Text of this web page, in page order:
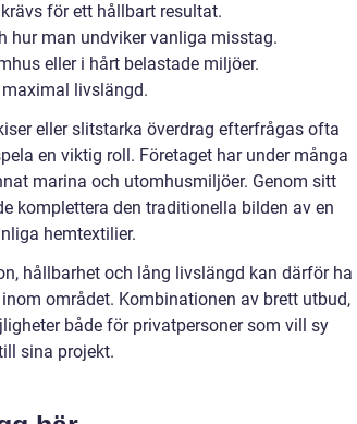
för ett hållbart resultat.
hur man undviker vanliga misstag.
eller i hårt belastade miljöer.
livslängd.
eller slitstarka överdrag efterfrågas ofta
en viktig roll. Företaget har under många
marina och utomhusmiljöer. Genom sitt
komplettera den traditionella bilden av en
hemtextilier.
hållbarhet och lång livslängd kan därför ha
området. Kombinationen av brett utbud,
både för privatpersoner som vill sy
sina projekt.